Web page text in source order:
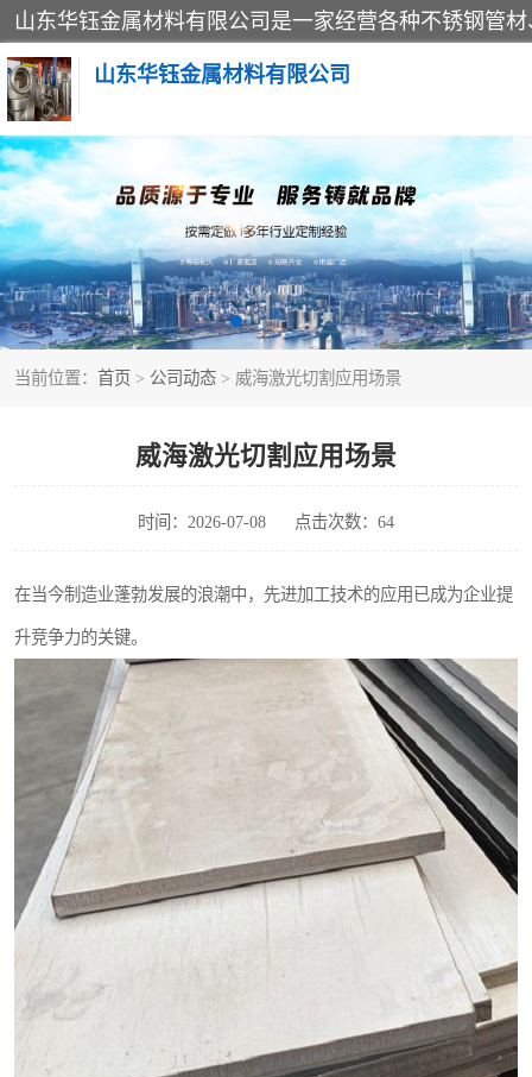
山东华钰金属材料有限公司
当前位置： 首页 > 公司动态 > 威海激光切割应用场景
威海激光切割应用场景
时间：2026-07-08 点击次数：64
在当今制造业蓬勃发展的浪潮中，先进加工技术的应用已成为企业提
升竞争力的关键。
不锈钢管
管件标准件
不锈钢人孔
不锈钢角钢